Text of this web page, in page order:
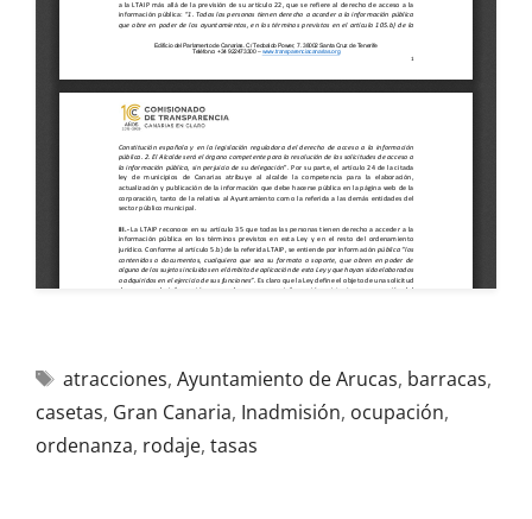
atracciones, Ayuntamiento de Arucas, barracas,
casetas, Gran Canaria, Inadmisión, ocupación,
ordenanza, rodaje, tasas